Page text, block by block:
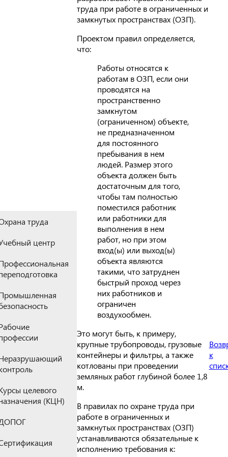
труда
центр
целевого
(КЦН)
труда при работе в ограниченных и
замкнутых пространствах (ОЗП).
Проектом правил определяется,
что:
Работы относятся к
работам в ОЗП, если они
проводятся на
пространственно
замкнутом
(ограниченном) объекте,
не предназначенном
для постоянного
пребывания в нем
людей. Размер этого
объекта должен быть
достаточным для того,
чтобы там полностью
поместился работник
или работники для
выполнения в нем
работ, но при этом
вход(ы) или выход(ы)
объекта являются
такими, что затруднен
быстрый проход через
них работников и
ограничен
воздухообмен.
Это могут быть, к примеру,
крупные трубопроводы, грузовые
контейнеры и фильтры, а также
котлованы при проведении
земляных работ глубиной более 1,8
м.
В правилах по охране труда при
работе в ограниченных и
замкнутых пространствах (ОЗП)
устанавливаются обязательные к
исполнению требования к:
к